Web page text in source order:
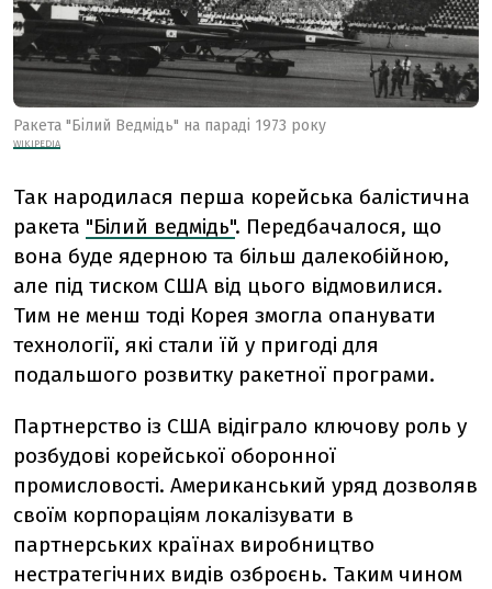
Ракета "Білий Ведмідь" на параді 1973 року
WIKIPEDIA
Так народилася перша корейська балістична
ракета "Білий ведмідь". Передбачалося, що
вона буде ядерною та більш далекобійною,
але під тиском США від цього відмовилися.
Тим не менш тоді Корея змогла опанувати
технології, які стали їй у пригоді для
подальшого розвитку ракетної програми.
Партнерство із США відіграло ключову роль у
розбудові корейської оборонної
промисловості. Американський уряд дозволяв
своїм корпораціям локалізувати в
партнерських країнах виробництво
нестратегічних видів озброєнь. Таким чином